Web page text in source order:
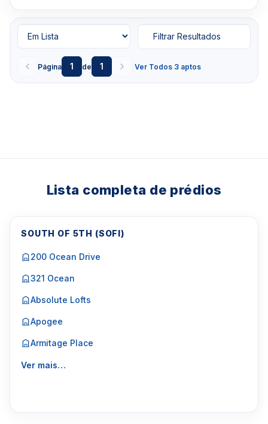
Página 1 de 1 Ver Todos 3 aptos
Filtrar Resultados
Lista completa de prédios
SOUTH OF 5TH (SOFI)
200 Ocean Drive
321 Ocean
Absolute Lofts
Apogee
Armitage Place
Ver mais…